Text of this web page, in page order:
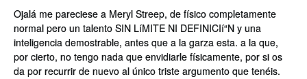
Ojalá me pareciese a Meryl Streep, de fí­sico completamente
normal pero un talento SIN LíMITE NI DEFINICIí“N y una
inteligencia demostrable, antes que a la garza esta. a la que,
por cierto, no tengo nada que envidiarle fí­sicamente, por si os
da por recurrir de nuevo al único triste argumento que tenéis.